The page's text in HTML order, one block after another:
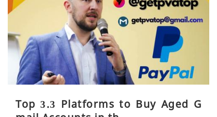
Top 3.3 Platforms to Buy Aged G